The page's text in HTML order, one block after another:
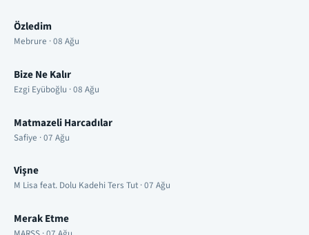
Özledim
Mebrure · 08 Ağu
Bize Ne Kalır
Ezgi Eyüboğlu · 08 Ağu
Matmazeli Harcadılar
Safiye · 07 Ağu
Vişne
M Lisa feat. Dolu Kadehi Ters Tut · 07 Ağu
Merak Etme